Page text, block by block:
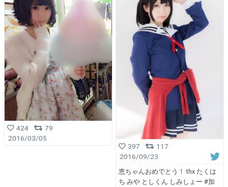
424
79
2016/03/05
397
117
2016/09/23
恵ちゃんおめでとう！ thx たくは
ち みや としくん しみしょー #加